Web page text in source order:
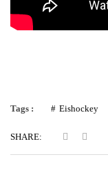
Tags : Eishockey
SHARE: